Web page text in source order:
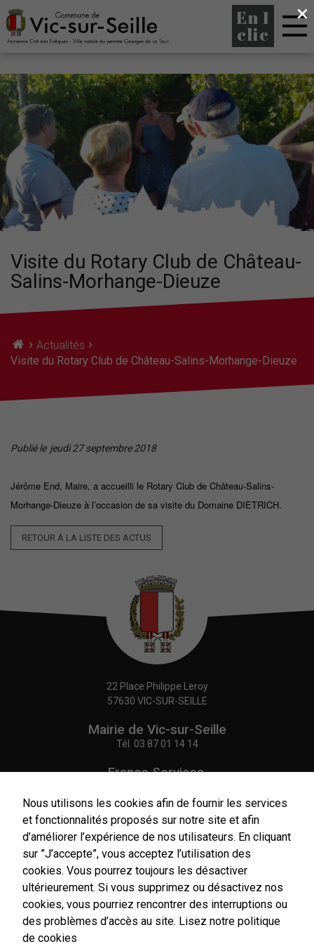
En 1
clic
Visite du Rotary Club de Château-
Salins-Morhange-Dieuze
› Actualités ›
Visite du Rotary Club de Château-Salins-Morhange-Dieuze
Publié le jeudi 27 septembre 2018
Jérôme End, Maire, a accueilli le Rotary Club de Château-Salins-
Morhange-Dieuze à l’occasion de sa visite du Domaine DIETRICH.
RETOUR À LA LISTE DES ACTUS
22 Place Philippe Leroy
57630 VIC-SUR-SEILLE
Mairie de Vic-sur-Seille
Tél. 03 87 01 14 14
France Services,
Tél.03 87 86 41 48
NOUS CONTACTER
Horaires
d'ouverture
×
Nous utilisons les cookies afin de fournir les services
et fonctionnalités proposés sur notre site et afin
d’améliorer l’expérience de nos utilisateurs. En cliquant
sur ”J’accepte”, vous acceptez l’utilisation des
cookies. Vous pourrez toujours les désactiver
ultérieurement. Si vous supprimez ou désactivez nos
cookies, vous pourriez rencontrer des interruptions ou
des problèmes d’accès au site. Lisez notre politique
de cookies